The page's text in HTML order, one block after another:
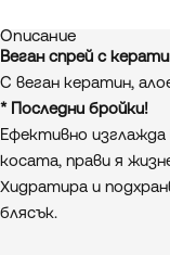
Описание
Веган спрей с
С веган кератин,
* Последни бройки!
Ефективно изглажда
косата, прави я
Хидратира и
блясък.